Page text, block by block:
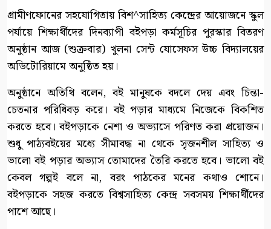
গ্রামীণফোনের সহযোগিতায় বিশ^সাহিত্য কেন্দ্রের আয়োজনে স্কুল
পর্যায়ে শিক্ষার্থীদের দিনব্যাপী বইপড়া কর্মসূচির পুরস্কার বিতরণ
অনুষ্ঠান আজ (শুক্রবার) খুলনা সেন্ট যোসেফস উচ্চ বিদ্যালয়ের
অডিটোরিয়ামে অনুষ্ঠিত হয়।
অনুষ্ঠানে অতিথি বলেন, বই মানুষকে বদলে দেয় এবং চিন্তা-
চেতনার পরিধিবড় করে। বই পড়ার মাধ্যমে নিজেকে বিকশিত
করতে হবে। বইপড়াকে নেশা ও অভ্যাসে পরিণত করা প্রয়োজন।
শুধু পাঠ্যবইয়ের মধ্যে সীমাবদ্ধ না থেকে সৃজনশীল সাহিত্য ও
ভালো বই পড়ার অভ্যাস তোমাদের তৈরি করতে হবে। ভালো বই
কেবল গল্পই বলে না, বরং পাঠকের মনের কথাও শোনে।
বইপড়াকে সহজ করতে বিশ্বসাহিত্য কেন্দ্র সবসময় শিক্ষার্থীদের
পাশে আছে।